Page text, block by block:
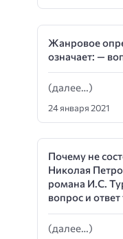
Жанровое
означает: —
(далее…)
24 января 2021
Почему не
Николая
романа И.С.
вопрос и ответ
(далее…)